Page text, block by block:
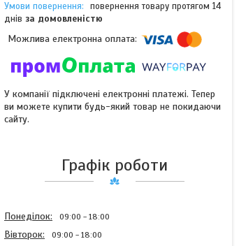
повернення товару протягом 14
днів за домовленістю
У компанії підключені електронні платежі. Тепер
ви можете купити будь-який товар не покидаючи
сайту.
Графік роботи
Понеділок 09:00 18:00
Вівторок 09:00 18:00